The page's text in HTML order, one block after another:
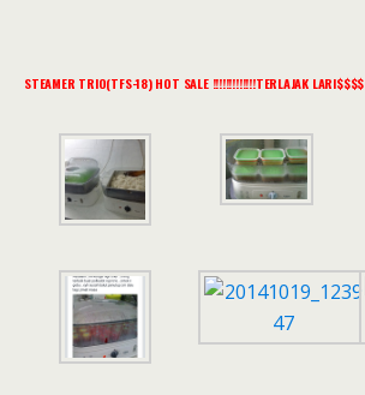
STEAMER TRIO(TFS-18) HOT SALE !!!!!!!!!!!!!TERLAJAK LARI$$$$